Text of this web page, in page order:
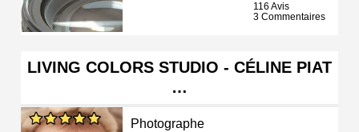
116 Avis
3 Commentaires
LIVING COLORS STUDIO - CÉLINE PIAT
…
Photographe